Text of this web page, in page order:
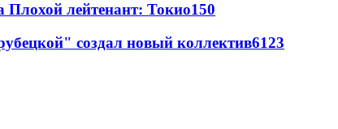
Плохой лейтенант: Токио150
создал новый коллектив6123